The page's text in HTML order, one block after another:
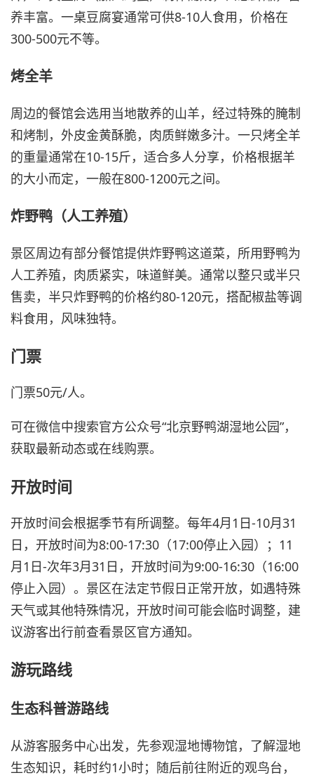
养丰富。一桌豆腐宴通常可供8-10人食用，价格在
300-500元不等。
烤全羊
周边的餐馆会选用当地散养的山羊，经过特殊的腌制
和烤制，外皮金黄酥脆，肉质鲜嫩多汁。一只烤全羊
的重量通常在10-15斤，适合多人分享，价格根据羊
的大小而定，一般在800-1200元之间。
炸野鸭（人工养殖）
景区周边有部分餐馆提供炸野鸭这道菜，所用野鸭为
人工养殖，肉质紧实，味道鲜美。通常以整只或半只
售卖，半只炸野鸭的价格约80-120元，搭配椒盐等调
料食用，风味独特。
门票
门票50元/人。
可在微信中搜索官方公众号“北京野鸭湖湿地公园”，
获取最新动态或在线购票。
开放时间
开放时间会根据季节有所调整。每年4月1日-10月31
日，开放时间为8:00-17:30（17:00停止入园）；11
月1日-次年3月31日，开放时间为9:00-16:30（16:00
停止入园）。景区在法定节假日正常开放，如遇特殊
天气或其他特殊情况，开放时间可能会临时调整，建
议游客出行前查看景区官方通知。
游玩路线
生态科普游路线
从游客服务中心出发，先参观湿地博物馆，了解湿地
生态知识，耗时约1小时；随后前往附近的观鸟台，